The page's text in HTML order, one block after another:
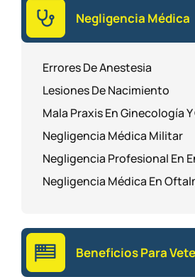
Negligencia Médica
Errores De Anestesia
Lesiones De Nacimiento
Mala Praxis En Ginecología
Negligencia Médica Militar
Negligencia Profesional En
Negligencia Médica En
Beneficios Para